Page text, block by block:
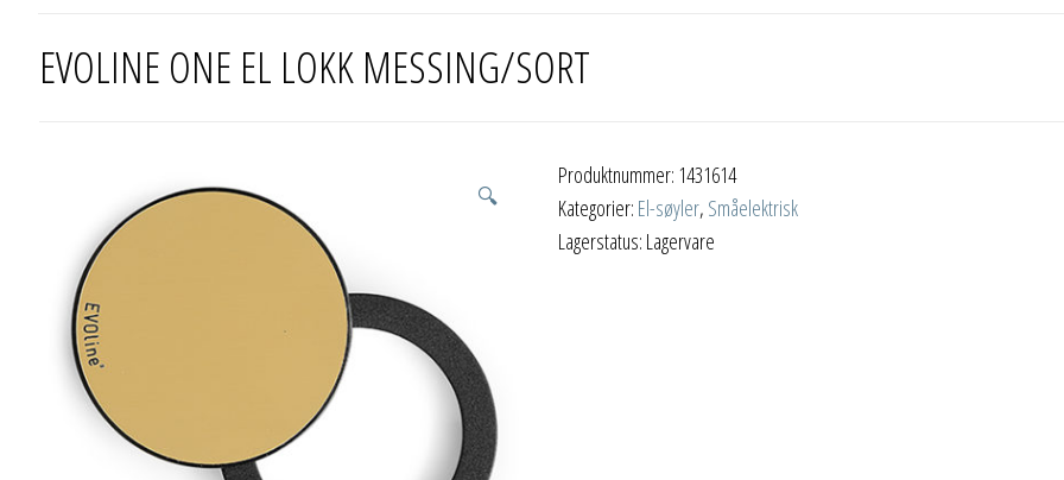
EVOLINE ONE EL LOKK MESSING/SORT
🔍
Produktnummer: 1431614
Kategorier: El-søyler, Småelektrisk
Lagerstatus: Lagervare